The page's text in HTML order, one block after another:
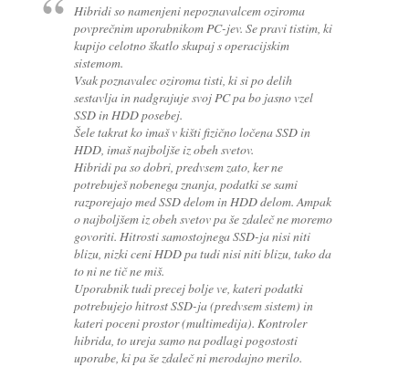
Hibridi so namenjeni nepoznavalcem oziroma
povprečnim uporabnikom PC-jev. Se pravi tistim, ki
kupijo celotno škatlo skupaj s operacijskim
sistemom.
Vsak poznavalec oziroma tisti, ki si po delih
sestavlja in nadgrajuje svoj PC pa bo jasno vzel
SSD in HDD posebej.
Šele takrat ko imaš v kišti fizično ločena SSD in
HDD, imaš najboljše iz obeh svetov.
Hibridi pa so dobri, predvsem zato, ker ne
potrebuješ nobenega znanja, podatki se sami
razporejajo med SSD delom in HDD delom. Ampak
o najboljšem iz obeh svetov pa še zdaleč ne moremo
govoriti. Hitrosti samostojnega SSD-ja nisi niti
blizu, nizki ceni HDD pa tudi nisi niti blizu, tako da
to ni ne tič ne miš.
Uporabnik tudi precej bolje ve, kateri podatki
potrebujejo hitrost SSD-ja (predvsem sistem) in
kateri poceni prostor (multimedija). Kontroler
hibrida, to ureja samo na podlagi pogostosti
uporabe, ki pa še zdaleč ni merodajno merilo.